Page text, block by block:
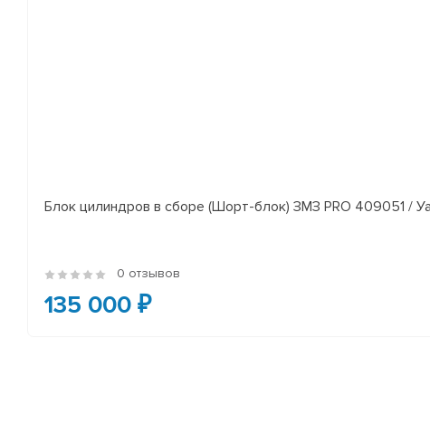
Блок цилиндров в сборе (Шорт-блок) ЗМЗ PRO 409051 /
0 отзывов
135 000 ₽